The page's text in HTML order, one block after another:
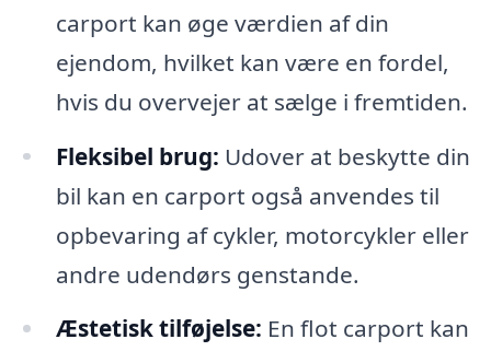
carport kan øge værdien af din
ejendom, hvilket kan være en fordel,
hvis du overvejer at sælge i fremtiden.
Fleksibel brug: Udover at beskytte din
bil kan en carport også anvendes til
opbevaring af cykler, motorcykler eller
andre udendørs genstande.
Æstetisk tilføjelse: En flot carport kan